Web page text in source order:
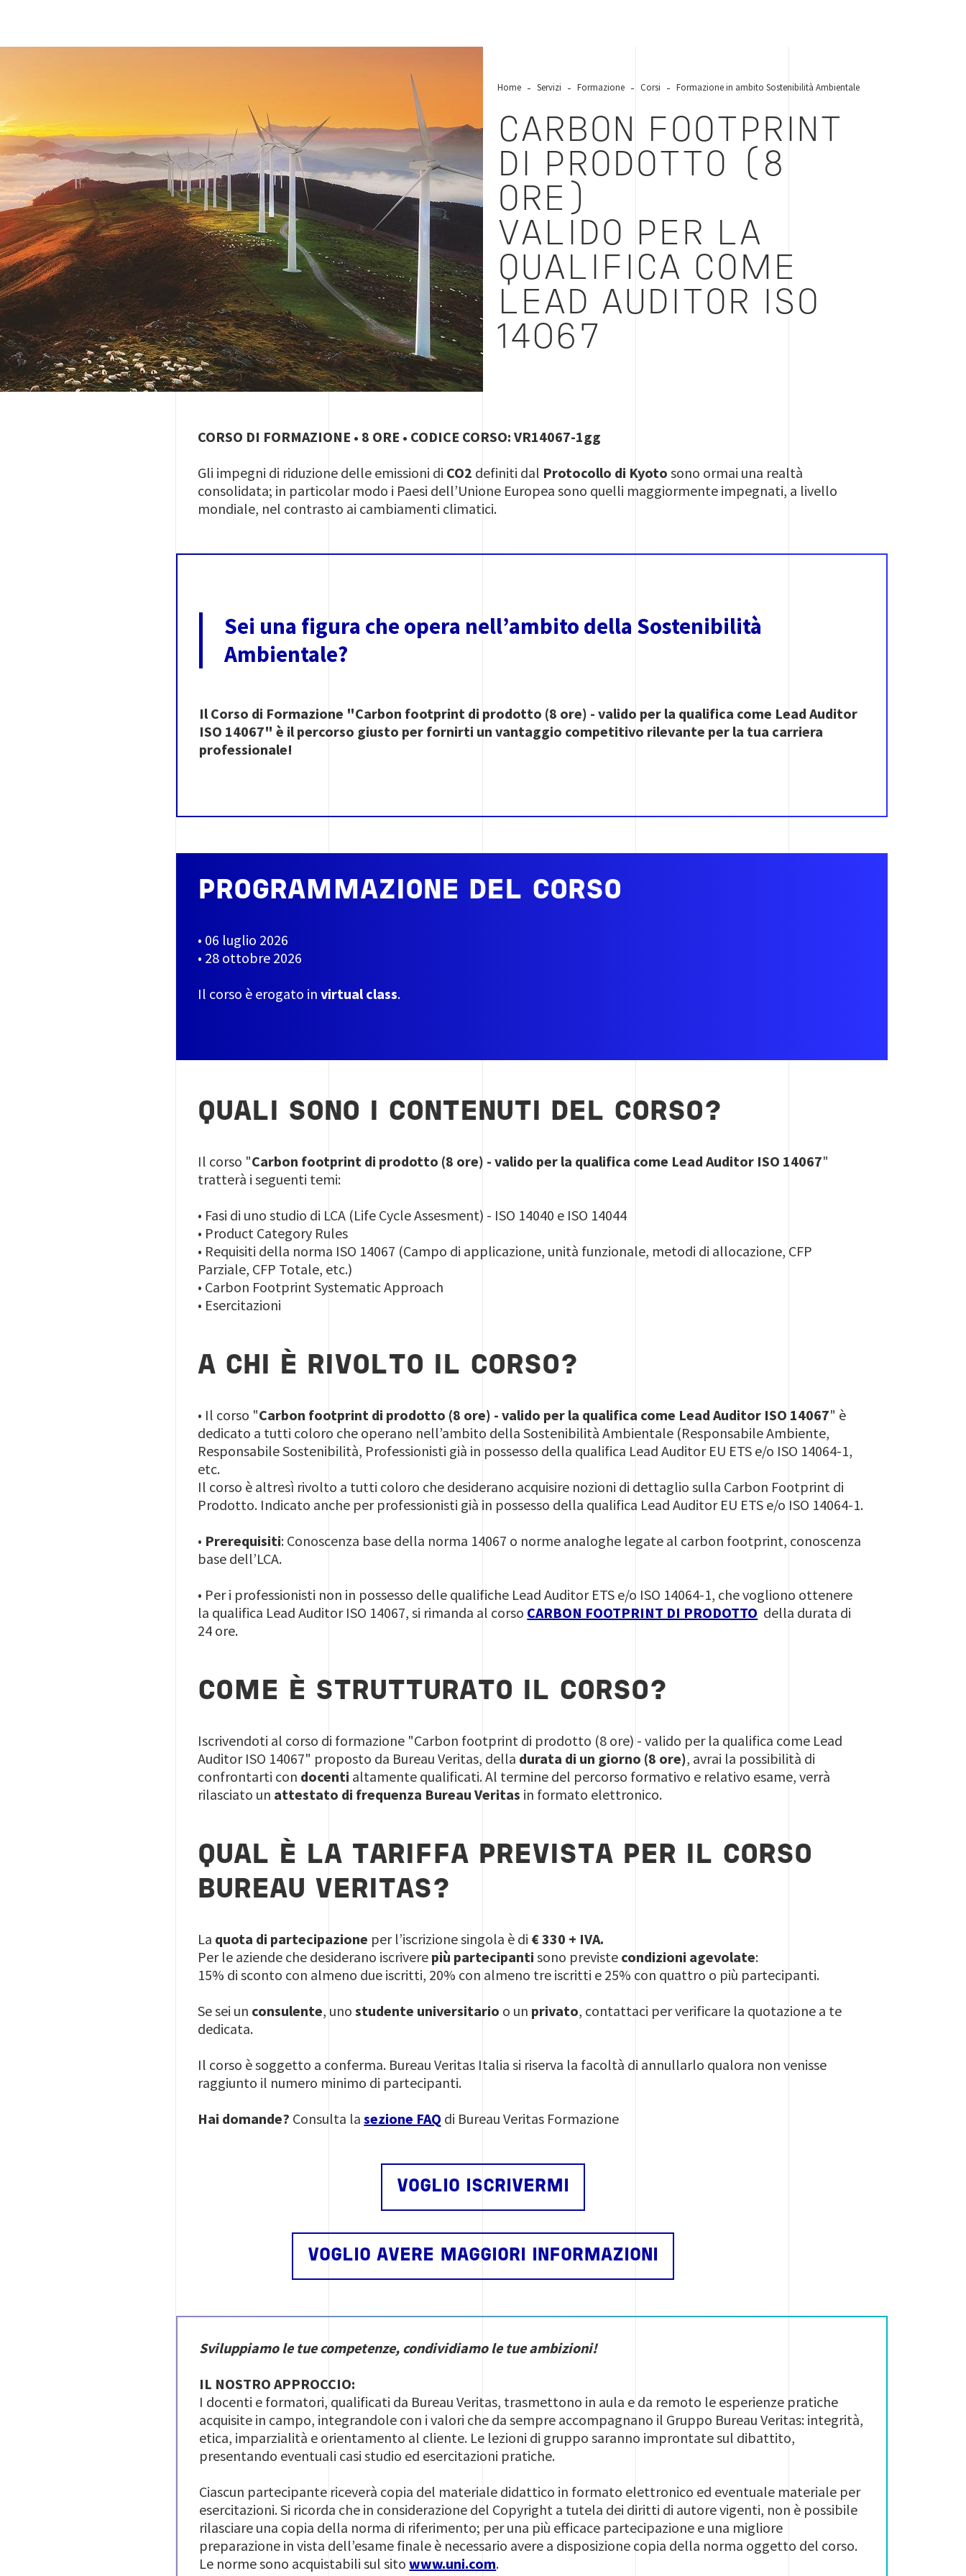
Home Servizi Formazione Corsi Formazione in ambito Sostenibilità Ambientale
CARBON FOOTPRINT
DI PRODOTTO (8
ORE)
VALIDO PER LA
QUALIFICA COME
LEAD AUDITOR ISO
14067
CORSO DI FORMAZIONE • 8 ORE • CODICE CORSO: VR14067-1gg
Gli impegni di riduzione delle emissioni di CO2 definiti dal Protocollo di Kyoto sono ormai una realtà
consolidata; in particolar modo i Paesi dell’Unione Europea sono quelli maggiormente impegnati, a livello
mondiale, nel contrasto ai cambiamenti climatici.
Sei una figura che opera nell’ambito della Sostenibilità
Ambientale?
Il Corso di Formazione "Carbon footprint di prodotto (8 ore) - valido per la qualifica come Lead Auditor
ISO 14067" è il percorso giusto per fornirti un vantaggio competitivo rilevante per la tua carriera
professionale!
PROGRAMMAZIONE DEL CORSO
• 06 luglio 2026
• 28 ottobre 2026
Il corso è erogato invirtual class.
QUALI SONO I CONTENUTI DEL CORSO?
Il corso "Carbon footprint di prodotto (8 ore) - valido per la qualifica come Lead Auditor ISO 14067"
tratterà i seguenti temi:
• Fasi di uno studio di LCA (Life Cycle Assesment) - ISO 14040 e ISO 14044
• Product Category Rules
• Requisiti della norma ISO 14067 (Campo di applicazione, unità funzionale, metodi di allocazione, CFP
Parziale, CFP Totale, etc.)
• Carbon Footprint Systematic Approach
• Esercitazioni
A CHI È RIVOLTO IL CORSO?
• Il corso "Carbon footprint di prodotto (8 ore) - valido per la qualifica come Lead Auditor ISO 14067" è
dedicato a tutti coloro che operano nell’ambito della Sostenibilità Ambientale (Responsabile Ambiente,
Responsabile Sostenibilità, Professionisti già in possesso della qualifica Lead Auditor EU ETS e/o ISO 14064-1,
etc.
Il corso è altresì rivolto a tutti coloro che desiderano acquisire nozioni di dettaglio sulla Carbon Footprint di
Prodotto. Indicato anche per professionisti già in possesso della qualifica Lead Auditor EU ETS e/o ISO 14064-1.
• Prerequisiti: Conoscenza base della norma 14067 o norme analoghe legate al carbon footprint, conoscenza
base dell’LCA.
• Per i professionisti non in possesso delle qualifiche Lead Auditor ETS e/o ISO 14064-1, che vogliono ottenere
la qualifica Lead Auditor ISO 14067, si rimanda al corso CARBON FOOTPRINT DI PRODOTTO della durata di
24 ore.
COME È STRUTTURATO IL CORSO?
Iscrivendoti al corso di formazione "Carbon footprint di prodotto (8 ore) - valido per la qualifica come Lead
Auditor ISO 14067" proposto da Bureau Veritas, della durata di un giorno (8 ore), avrai la possibilità di
confrontarti con docenti altamente qualificati. Al termine del percorso formativo e relativo esame, verrà
rilasciato un attestato di frequenza Bureau Veritas in formato elettronico.
QUAL È LA TARIFFA PREVISTA PER IL CORSO
BUREAU VERITAS?
La quota di partecipazione per l’iscrizione singola è di € 330 + IVA.
Per le aziende che desiderano iscrivere più partecipanti sono previste condizioni agevolate:
15% di sconto con almeno due iscritti, 20% con almeno tre iscritti e 25% con quattro o più partecipanti.
Se sei un consulente, unostudente universitario o un privato, contattaci per verificare la quotazione a te
dedicata.
Il corso è soggetto a conferma. Bureau Veritas Italia si riserva la facoltà di annullarlo qualora non venisse
raggiunto il numero minimo di partecipanti.
Hai domande? Consulta lasezione FAQ di Bureau Veritas Formazione
VOGLIO ISCRIVERMI
VOGLIO AVERE MAGGIORI INFORMAZIONI
Sviluppiamo le tue competenze, condividiamo le tue ambizioni!
IL NOSTRO APPROCCIO:
I docenti e formatori, qualificati da Bureau Veritas, trasmettono in aula e da remoto le esperienze pratiche
acquisite in campo, integrandole con i valori che da sempre accompagnano il Gruppo Bureau Veritas: integrità,
etica, imparzialità e orientamento al cliente. Le lezioni di gruppo saranno improntate sul dibattito,
presentando eventuali casi studio ed esercitazioni pratiche.
Ciascun partecipante riceverà copia del materiale didattico in formato elettronico ed eventuale materiale per
esercitazioni. Si ricorda che in considerazione del Copyright a tutela dei diritti di autore vigenti, non è possibile
rilasciare una copia della norma di riferimento; per una più efficace partecipazione e una migliore
preparazione in vista dell’esame finale è necessario avere a disposizione copia della norma oggetto del corso.
Le norme sono acquistabili sul sitowww.uni.com.